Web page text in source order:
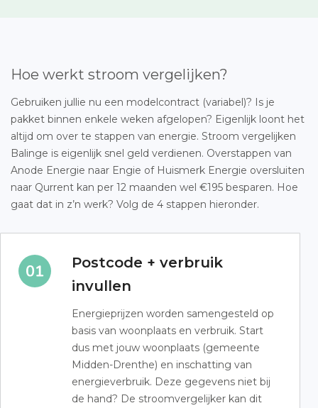
Hoe werkt stroom vergelijken?
Gebruiken jullie nu een modelcontract (variabel)? Is je
pakket binnen enkele weken afgelopen? Eigenlijk loont het
altijd om over te stappen van energie. Stroom vergelijken
Balinge is eigenlijk snel geld verdienen. Overstappen van
Anode Energie naar Engie of Huismerk Energie oversluiten
naar Qurrent kan per 12 maanden wel €195 besparen. Hoe
gaat dat in z’n werk? Volg de 4 stappen hieronder.
Postcode + verbruik
invullen
Energieprijzen worden samengesteld op
basis van woonplaats en verbruik. Start
dus met jouw woonplaats (gemeente
Midden-Drenthe) en inschatting van
energieverbruik. Deze gegevens niet bij
de hand? De stroomvergelijker kan dit